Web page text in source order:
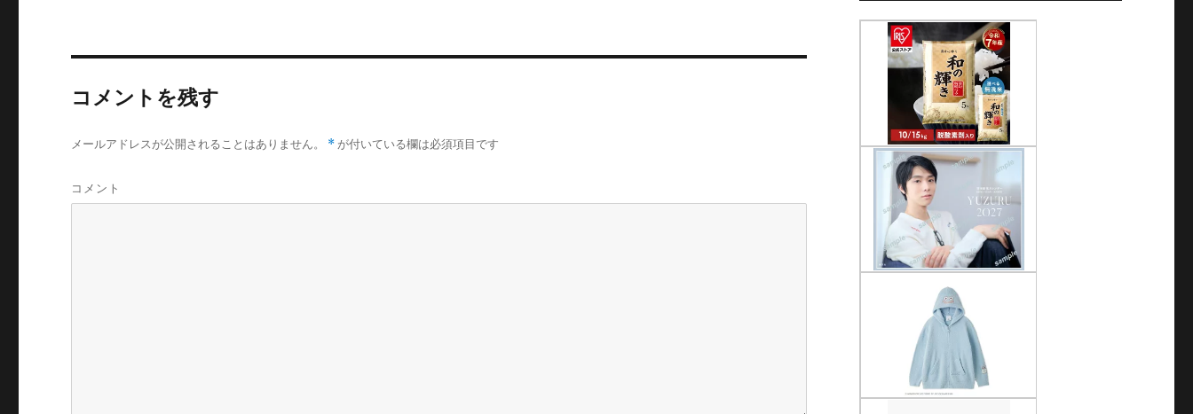
コメントを残す
メールアドレスが公開されることはありません。 * が付いている欄は必須項目です
コメント